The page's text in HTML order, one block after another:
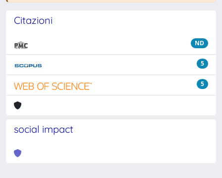
Citazioni
ND
5
5
social impact